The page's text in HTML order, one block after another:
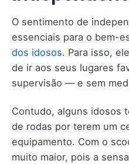
O sentimento de
essenciais para o bem-
dos idosos. Para isso,
de ir aos seus lugares
supervisão — e sem
Contudo, alguns idosos
de rodas por terem um
equipamento. Com o
muito maior, pois a